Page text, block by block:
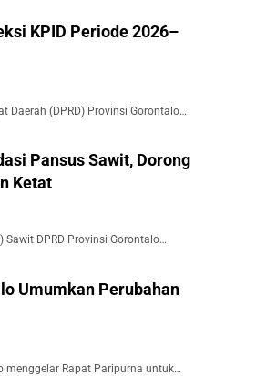
KPID Periode 2026–
Daerah (DPRD) Provinsi Gorontalo…
Pansus Sawit, Dorong
Ketat
DPRD Provinsi Gorontalo…
Umumkan Perubahan
menggelar Rapat Paripurna untuk…